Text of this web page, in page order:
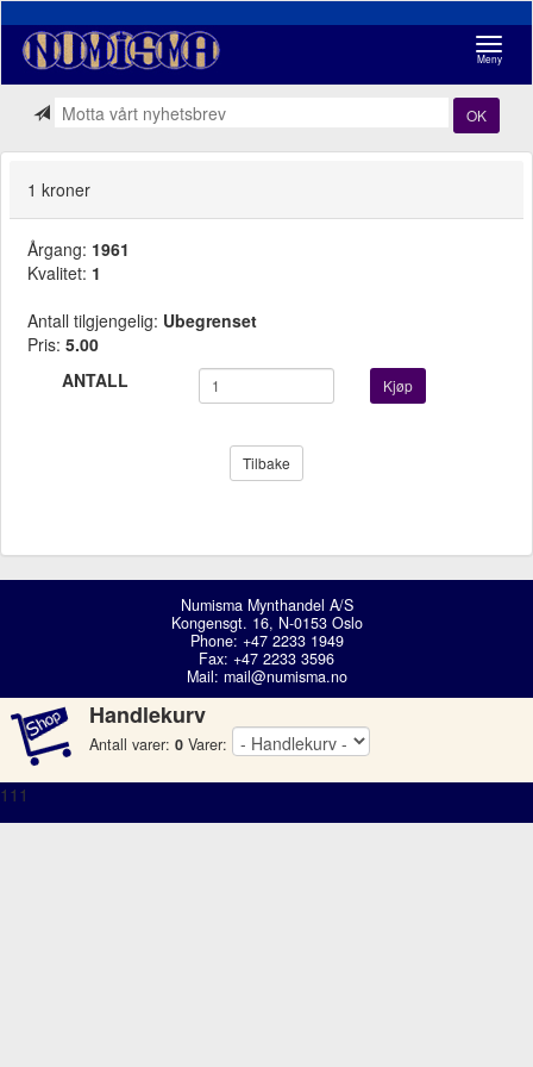
Meny
OK
1 kroner
Årgang: 1961
Kvalitet: 1
Antall tilgjengelig: Ubegrenset
Pris: 5.00
ANTALL
Kjøp
Tilbake
Numisma Mynthandel A/S
Kongensgt. 16, N-0153 Oslo
Phone: +47 2233 1949
Fax: +47 2233 3596
Mail: mail@numisma.no
Handlekurv
Antall varer: 0 Varer:
111